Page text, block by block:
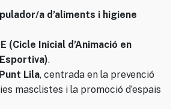
a d’aliments i higiene
(Cicle Inicial d’Animació en
.
Punt Lila, centrada en la prevenció
masclistes i la promoció d’espais